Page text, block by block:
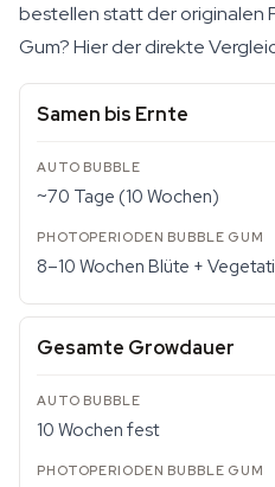
bestellen statt der originalen
Gum? Hier der direkte
Samen bis Ernte
~70 Tage (10 Wochen)
8–10 Wochen Blüte +
Gesamte Growdauer
10 Wochen fest